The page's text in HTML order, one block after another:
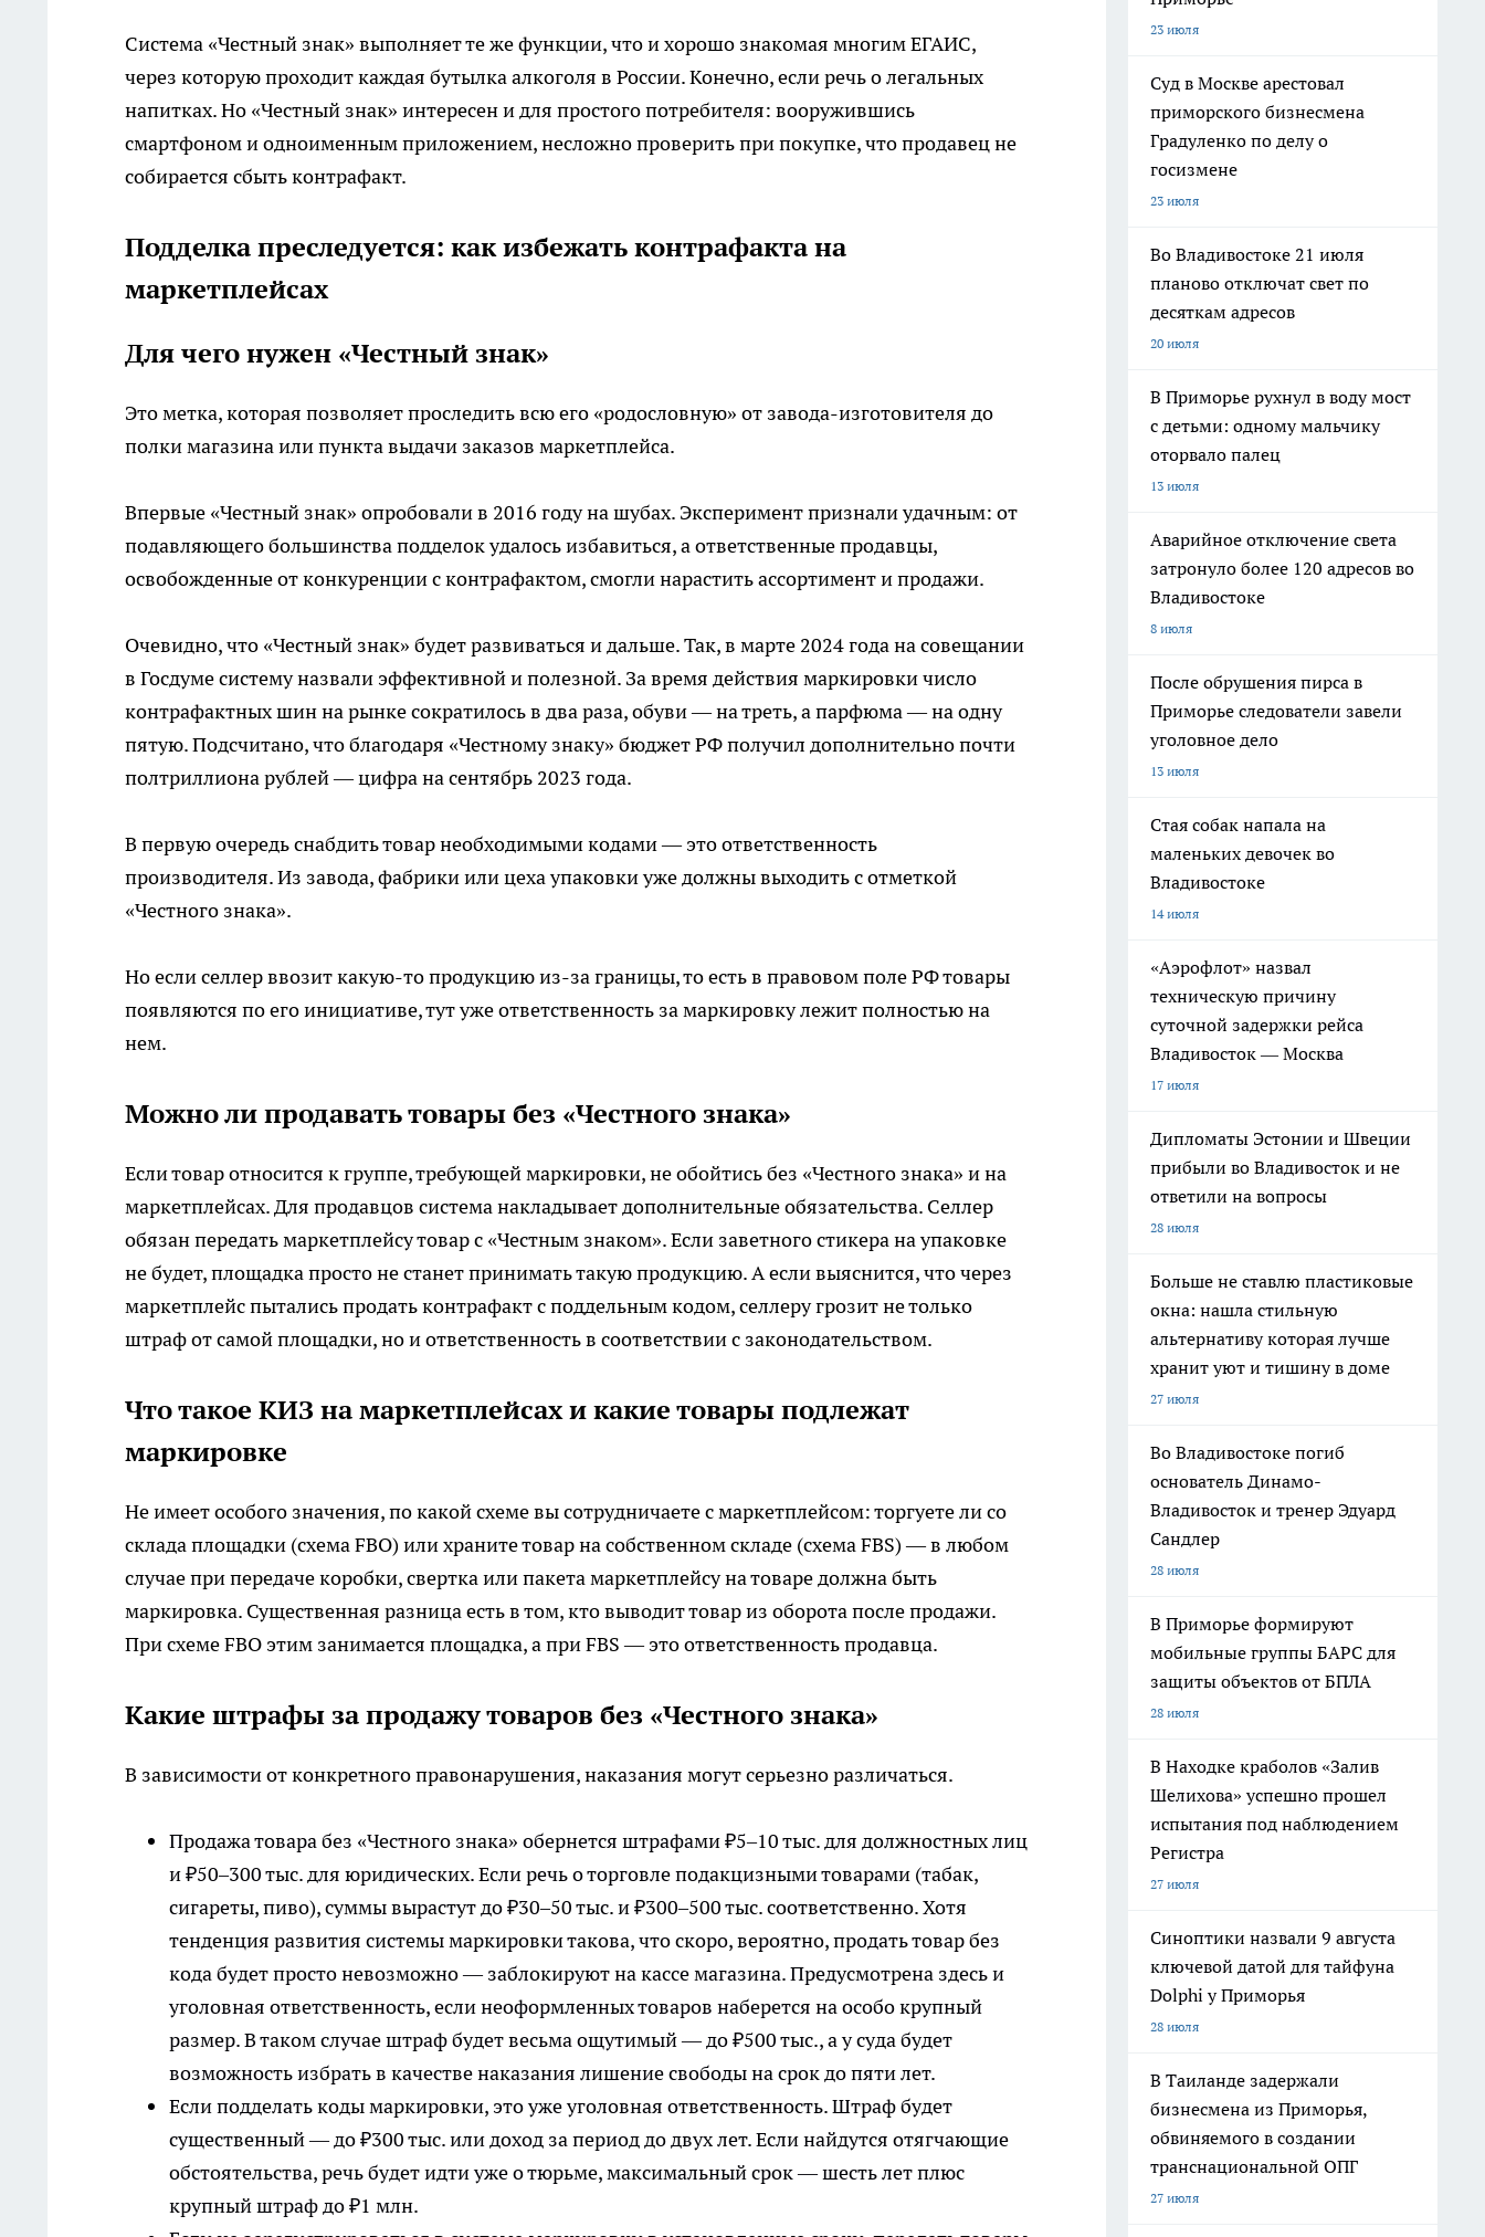
Система «Честный знак» выполняет те же функции, что и хорошо знакомая многим ЕГАИС,
через которую проходит каждая бутылка алкоголя в России. Конечно, если речь о легальных
напитках. Но «Честный знак» интересен и для простого потребителя: вооружившись
смартфоном и одноименным приложением, несложно проверить при покупке, что продавец не
собирается сбыть контрафакт.
Подделка преследуется: как избежать контрафакта на
маркетплейсах
Для чего нужен «Честный знак»
Это метка, которая позволяет проследить всю его «родословную» от завода-изготовителя до
полки магазина или пункта выдачи заказов маркетплейса.
Впервые «Честный знак» опробовали в 2016 году на шубах. Эксперимент признали удачным: от
подавляющего большинства подделок удалось избавиться, а ответственные продавцы,
освобожденные от конкуренции с контрафактом, смогли нарастить ассортимент и продажи.
Очевидно, что «Честный знак» будет развиваться и дальше. Так, в марте 2024 года на совещании
в Госдуме систему назвали эффективной и полезной. За время действия маркировки число
контрафактных шин на рынке сократилось в два раза, обуви — на треть, а парфюма — на одну
пятую. Подсчитано, что благодаря «Честному знаку» бюджет РФ получил дополнительно почти
полтриллиона рублей — цифра на сентябрь 2023 года.
В первую очередь снабдить товар необходимыми кодами — это ответственность
производителя. Из завода, фабрики или цеха упаковки уже должны выходить с отметкой
«Честного знака».
Но если селлер ввозит какую-то продукцию из-за границы, то есть в правовом поле РФ товары
появляются по его инициативе, тут уже ответственность за маркировку лежит полностью на
нем.
Можно ли продавать товары без «Честного знака»
Если товар относится к группе, требующей маркировки, не обойтись без «Честного знака» и на
маркетплейсах. Для продавцов система накладывает дополнительные обязательства. Селлер
обязан передать маркетплейсу товар с «Честным знаком». Если заветного стикера на упаковке
не будет, площадка просто не станет принимать такую продукцию. А если выяснится, что через
маркетплейс пытались продать контрафакт с поддельным кодом, селлеру грозит не только
штраф от самой площадки, но и ответственность в соответствии с законодательством.
Что такое КИЗ на маркетплейсах и какие товары подлежат
маркировке
Не имеет особого значения, по какой схеме вы сотрудничаете с маркетплейсом: торгуете ли со
склада площадки (схема FBO) или храните товар на собственном складе (схема FBS) — в любом
случае при передаче коробки, свертка или пакета маркетплейсу на товаре должна быть
маркировка. Существенная разница есть в том, кто выводит товар из оборота после продажи.
При схеме FBO этим занимается площадка, а при FBS — это ответственность продавца.
Какие штрафы за продажу товаров без «Честного знака»
В зависимости от конкретного правонарушения, наказания могут серьезно различаться.
Продажа товара без «Честного знака» обернется штрафами ₽5–10 тыс. для должностных лиц
и ₽50–300 тыс. для юридических. Если речь о торговле подакцизными товарами (табак,
сигареты, пиво), суммы вырастут до ₽30–50 тыс. и ₽300–500 тыс. соответственно. Хотя
тенденция развития системы маркировки такова, что скоро, вероятно, продать товар без
кода будет просто невозможно — заблокируют на кассе магазина. Предусмотрена здесь и
уголовная ответственность, если неоформленных товаров наберется на особо крупный
размер. В таком случае штраф будет весьма ощутимый — до ₽500 тыс., а у суда будет
возможность избрать в качестве наказания лишение свободы на срок до пяти лет.
Если подделать коды маркировки, это уже уголовная ответственность. Штраф будет
существенный — до ₽300 тыс. или доход за период до двух лет. Если найдутся отягчающие
обстоятельства, речь будет идти уже о тюрьме, максимальный срок — шесть лет плюс
крупный штраф до ₽1 млн.
23 июля
Суд в Москве арестовал
приморского бизнесмена
Градуленко по делу о
госизмене
23 июля
Во Владивостоке 21 июля
планово отключат свет по
десяткам адресов
20 июля
В Приморье рухнул в воду мост
с детьми: одному мальчику
оторвало палец
13 июля
Аварийное отключение света
затронуло более 120 адресов во
Владивостоке
8 июля
После обрушения пирса в
Приморье следователи завели
уголовное дело
13 июля
Стая собак напала на
маленьких девочек во
Владивостоке
14 июля
«Аэрофлот» назвал
техническую причину
суточной задержки рейса
Владивосток — Москва
17 июля
Дипломаты Эстонии и Швеции
прибыли во Владивосток и не
ответили на вопросы
28 июля
Больше не ставлю пластиковые
окна: нашла стильную
альтернативу которая лучше
хранит уют и тишину в доме
27 июля
Во Владивостоке погиб
основатель Динамо-
Владивосток и тренер Эдуард
Сандлер
28 июля
В Приморье формируют
мобильные группы БАРС для
защиты объектов от БПЛА
28 июля
В Находке краболов «Залив
Шелихова» успешно прошел
испытания под наблюдением
Регистра
27 июля
Синоптики назвали 9 августа
ключевой датой для тайфуна
Dolphi у Приморья
28 июля
В Таиланде задержали
бизнесмена из Приморья,
обвиняемого в создании
транснациональной ОПГ
27 июля